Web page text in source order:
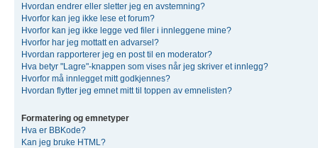
Hvordan endrer eller sletter jeg en avstemning?
Hvorfor kan jeg ikke lese et forum?
Hvorfor kan jeg ikke legge ved filer i innleggene mine?
Hvorfor har jeg mottatt en advarsel?
Hvordan rapporterer jeg en post til en moderator?
Hva betyr "Lagre"-knappen som vises når jeg skriver et innlegg?
Hvorfor må innlegget mitt godkjennes?
Hvordan flytter jeg emnet mitt til toppen av emnelisten?
Formatering og emnetyper
Hva er BBKode?
Kan jeg bruke HTML?